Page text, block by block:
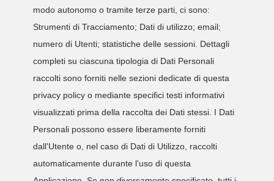
modo autonomo o tramite terze parti, ci sono:
Strumenti di Tracciamento; Dati di utilizzo; email;
numero di Utenti; statistiche delle sessioni. Dettagli
completi su ciascuna tipologia di Dati Personali
raccolti sono forniti nelle sezioni dedicate di questa
privacy policy o mediante specifici testi informativi
visualizzati prima della raccolta dei Dati stessi. I Dati
Personali possono essere liberamente forniti
dall'Utente o, nel caso di Dati di Utilizzo, raccolti
automaticamente durante l'uso di questa